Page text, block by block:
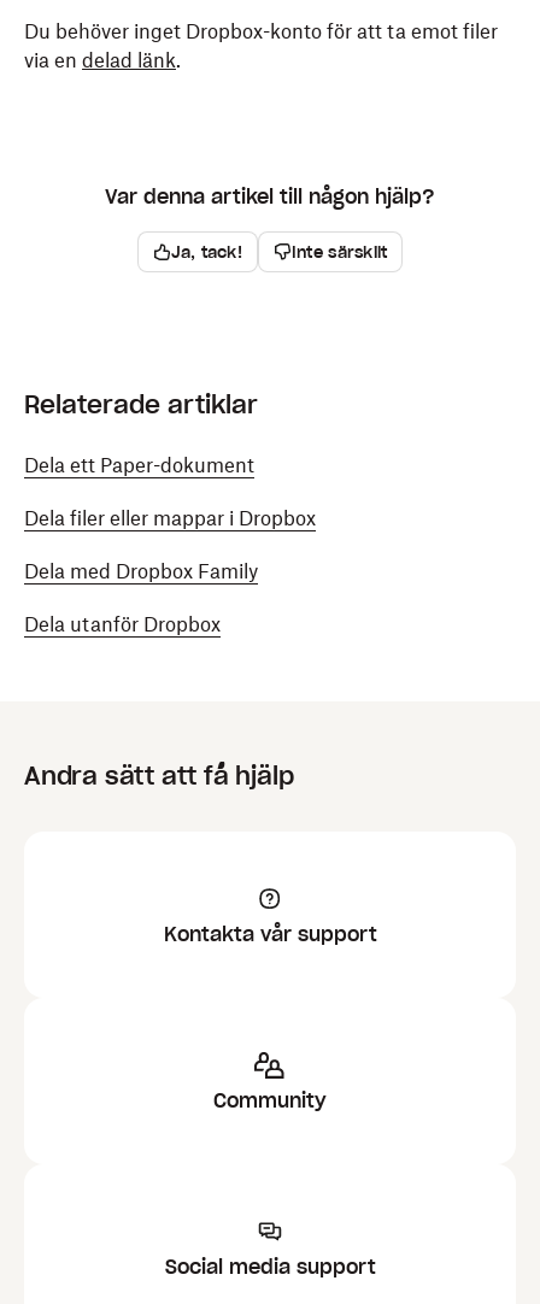
Du behöver inget Dropbox-konto för att ta emot filer
via en delad länk.
Var denna artikel till någon hjälp?
Ja, tack! Inte särskilt
Relaterade artiklar
Dela ett Paper-dokument
Dela filer eller mappar i Dropbox
Dela med Dropbox Family
Dela utanför Dropbox
Andra sätt att få hjälp
Kontakta vår support
Community
Social media support